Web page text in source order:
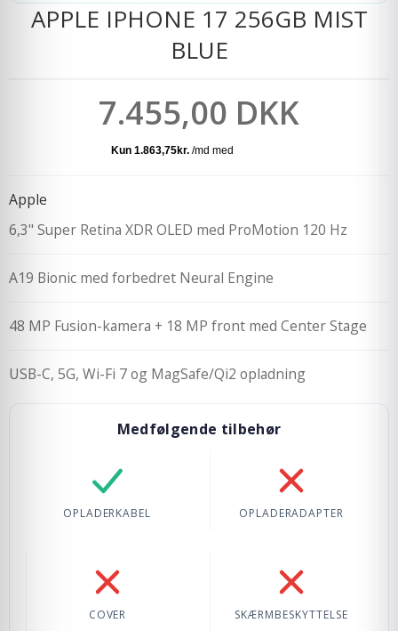
APPLE IPHONE 17 256GB MIST
BLUE
7.455,00 DKK
Apple
6,3" Super Retina XDR OLED med ProMotion 120 Hz
A19 Bionic med forbedret Neural Engine
48 MP Fusion-kamera + 18 MP front med Center Stage
USB-C, 5G, Wi-Fi 7 og MagSafe/Qi2 opladning
Medfølgende tilbehør
OPLADERKABEL OPLADERADAPTER
COVER SKÆRMBESKYTTELSE